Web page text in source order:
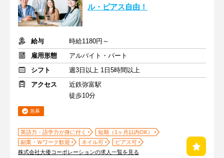
ル・ピアス自由！
給与
時給1180円～
雇用形態
アルバイト・パート
シフト
週3日以上 1日5時間以上
アクセス
近鉄弥富駅
徒歩10分
急募
英語力・語学力が身に付く
短期（1ヶ月以内OK）
副業・Ｗワーク歓迎
ネイル可
ピアス可
株式会社大倭コーポレーションの求人一覧を見る